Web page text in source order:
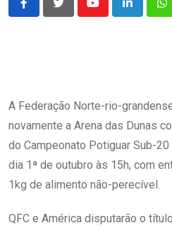
YoutubeLinkedIn
A Federação Norte-rio-
novamente a Arena das Dunas
do Campeonato Potiguar Sub-
dia 1ª de outubro às 15h, com
1kg de alimento não-perecível.
QFC e América disputarão o